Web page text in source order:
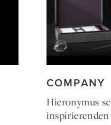
COMPANY
Hieronymus